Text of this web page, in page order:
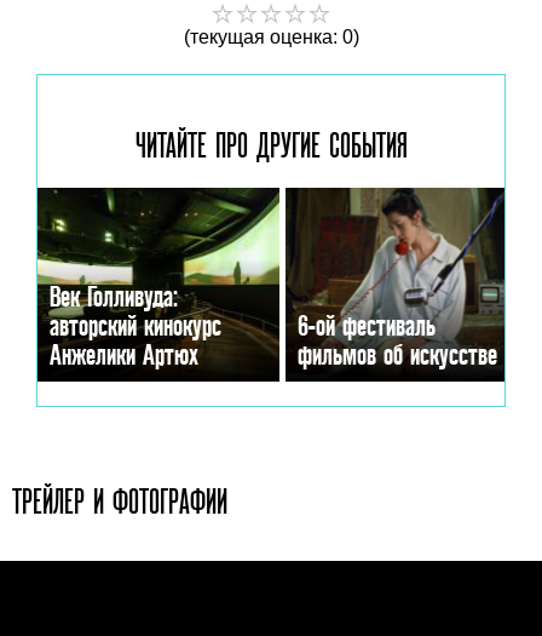
(текущая оценка: 0)
ЧИТАЙТЕ ПРО ДРУГИЕ СОБЫТИЯ
Век Голливуда:
авторский кинокурс
Анжелики Артюх
6-ой фестиваль
фильмов об искусстве
ТРЕЙЛЕР И ФОТОГРАФИИ